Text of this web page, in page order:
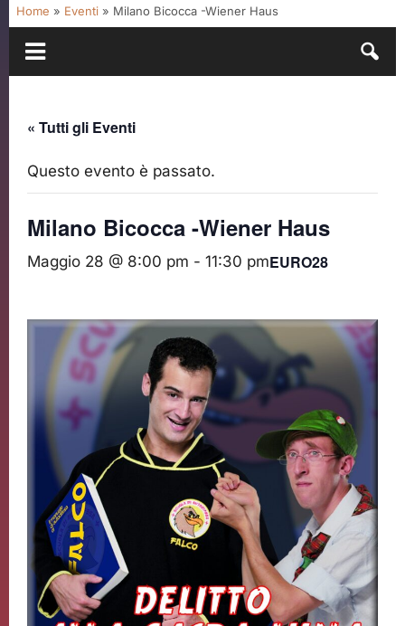
Home » Eventi » Milano Bicocca -Wiener Haus
« Tutti gli Eventi
Questo evento è passato.
Milano Bicocca -Wiener Haus
Maggio 28 @ 8:00 pm - 11:30 pmEURO28